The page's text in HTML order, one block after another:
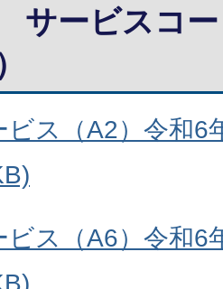
ービスコー
ビス（A2）令和6
ビス（A6）令和6